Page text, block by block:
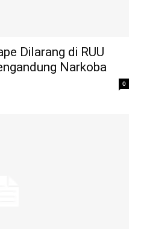
Dilarang di RUU
Narkoba
0